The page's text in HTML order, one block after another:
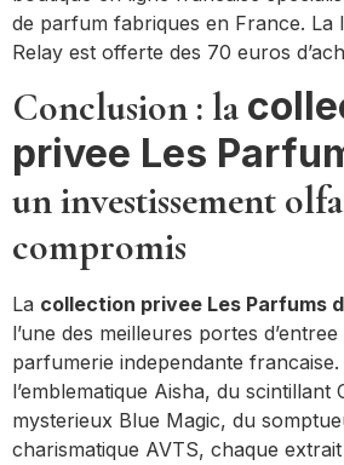
de parfum fabriques en France. La
Relay est offerte des 70 euros
Conclusion : la
privee Les
un investissement
compromis
La collection privee Les Parfums
l’une des meilleures portes
parfumerie independante francaise.
l’emblematique Aisha, du scintillant
mysterieux Blue Magic, du
charismatique AVTS, chaque